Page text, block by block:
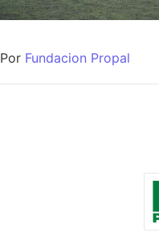
Por Fundacion Propal